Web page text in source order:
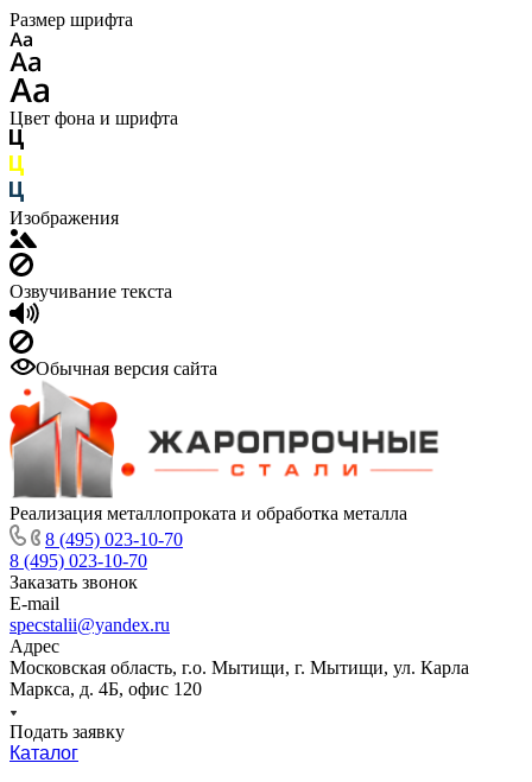
Размер шрифта
Цвет фона и шрифта
Изображения
Озвучивание текста
Обычная версия сайта
Реализация металлопроката и обработка металла
8 (495) 023-10-70
8 (495) 023-10-70
Заказать звонок
E-mail
specstalii@yandex.ru
Адрес
Московская область, г.о. Мытищи, г. Мытищи, ул. Карла
Маркса, д. 4Б, офис 120
Подать заявку
Каталог